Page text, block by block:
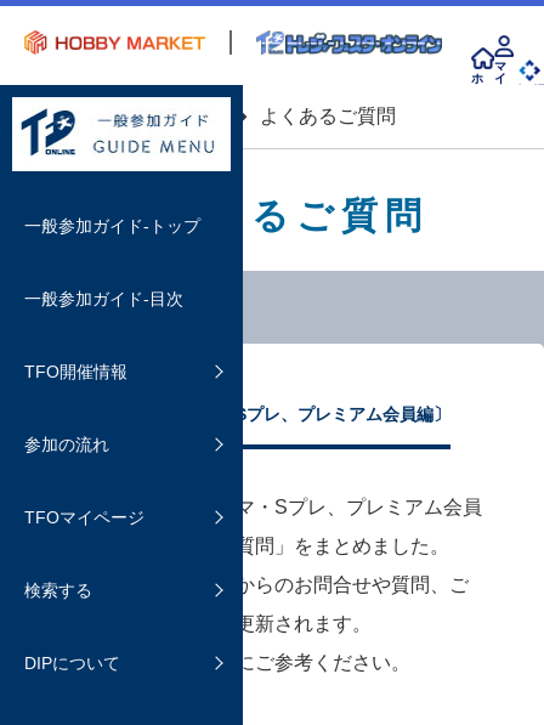
ホ
マ
イ
一般参加ガイド-トップ
一般参加ガイド-目次
TFO開催情報
参加の流れ ホビマ会員について
よくあるご質問
TFOマイページ TFOマイページの利用方法
よくあるご質問
検索する 商品を検索する
よくあるご質問
DIPについて よくあるご質問
商品ページについて
カートの有効時間と購入方法
決済方法
送料と保証
top プレミアム会員 よくあるご質問
よくあるご質問
よくあるご質問 〔Sプレ、プレミアム会員編〕
TFOにおける、ホビマ・Sプレ、プレミアム会員
関係の「よくあるご質問」をまとめました。
掲載内容は、参加者からのお問合せや質問、ご
意見をもとに順次、更新されます。
みなさんのTFO参加にご参考ください。